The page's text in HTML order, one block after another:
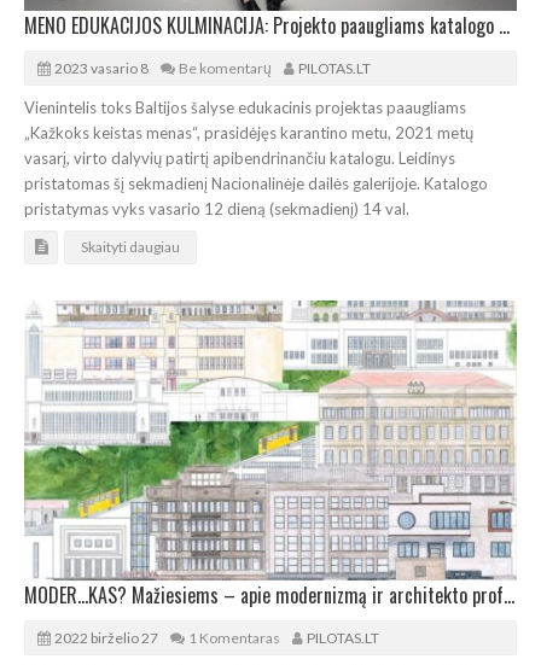
MENO EDUKACIJOS KULMINACIJA: Projekto paaugliams katalogo pristatymas NDG
2023 vasario 8 Be komentarų PILOTAS.LT
Vienintelis toks Baltijos šalyse edukacinis projektas paaugliams
„Kažkoks keistas menas“, prasidėjęs karantino metu, 2021 metų
vasarį, virto dalyvių patirtį apibendrinančiu katalogu. Leidinys
pristatomas šį sekmadienį Nacionalinėje dailės galerijoje. Katalogo
pristatymas vyks vasario 12 dieną (sekmadienį) 14 val.
Skaityti daugiau
MODER…KAS? Mažiesiems – apie modernizmą ir architekto profesiją
2022 birželio 27 1 Komentaras PILOTAS.LT